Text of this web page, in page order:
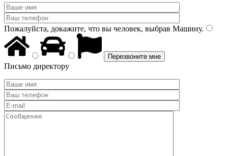
Пожалуйста, докажите, что вы человек, выбрав Машину.
Письмо директору